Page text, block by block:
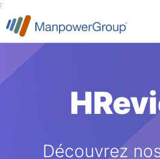
:
Découvrez